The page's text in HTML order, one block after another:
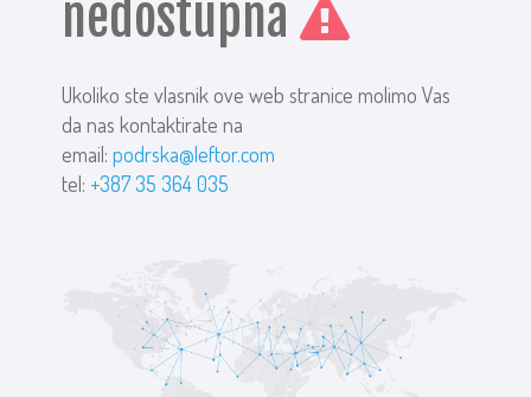
nedostupna
Ukoliko ste vlasnik ove web stranice molimo Vas
da nas kontaktirate na
email:podrska@leftor.com
tel: +387 35 364 035